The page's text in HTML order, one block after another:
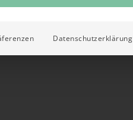
Datenschutzerklärung